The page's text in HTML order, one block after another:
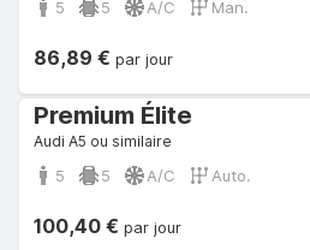
5 5 A/C Man.
86,89 € par jour
Premium Élite
Audi A5 ou similaire
5 5 A/C Auto.
100,40 € par jour